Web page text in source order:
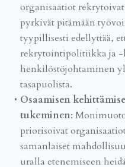
organisaatiot
pyrkivät pitämään
tyypillisesti edellyttää,
rekrytointipolitiikka ja -
henkilöstöjohtaminen
tasapuolista.
Osaamisen
tukeminen:
priorisoivat
samanlaiset
uralla etenemiseen